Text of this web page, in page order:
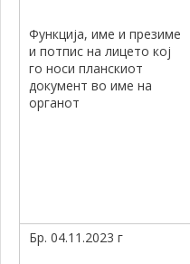
Функција, име и презиме
и потпис на лицето кој
го носи планскиот
документ во име на
органот
Бр. 04.11.2023 г